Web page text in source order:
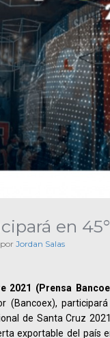
en
por Jordan Salas
2021 (Prensa
(Bancoex),
de Santa Cruz
exportable del país